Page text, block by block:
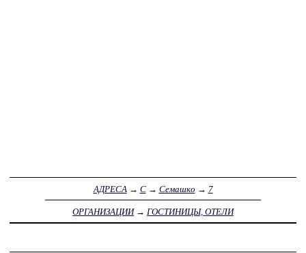
АДРЕСА → С→ Семашко → 7
ОРГАНИЗАЦИИ→ ГОСТИНИЦЫ, ОТЕЛИ